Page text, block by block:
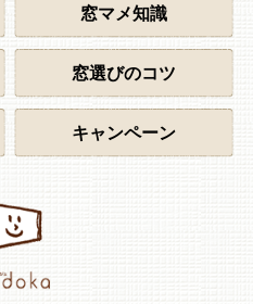
窓マメ知識
窓選びのコツ
キャンペーン